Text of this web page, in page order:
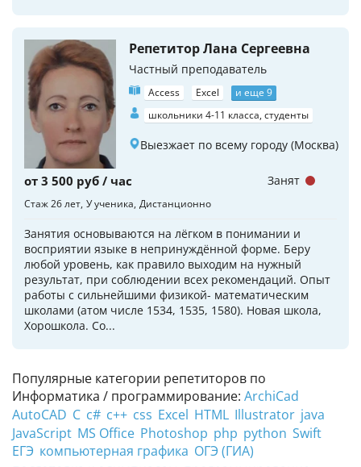
Популярные категории репетиторов по
Информатика / программирование: ArchiCad
AutoCAD C c# c++ css Excel HTML Illustrator java
JavaScript MS Office Photoshop php python Swift
ЕГЭ компьютерная графика ОГЭ (ГИА)
Репетитор Лана Сергеевна
Частный преподаватель
Access Excel
и еще 9
школьники 4-11 класса, студенты
Выезжает по всему городу (Москва)
от 3 500 руб / час
Стаж 26 лет У ученика Дистанционно
Занятия основываются на лёгком в понимании и
восприятии языке в непринуждённой форме. Беру
любой уровень, как правило выходим на нужный
результат, при соблюдении всех рекомендаций. Опыт
работы с сильнейшими физикой- математическим
школами (атом числе 1534, 1535, 1580). Новая школа,
Хорошкола. Со...
Занят